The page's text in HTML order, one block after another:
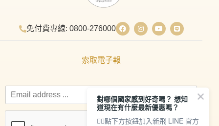
免付費專線: 0800-276000
索取電子報
對哪個國家感到好奇嗎？ 想知
道現在有什麼最新優惠嗎？
👇🏻點下方按鈕加入新飛 LINE 官方